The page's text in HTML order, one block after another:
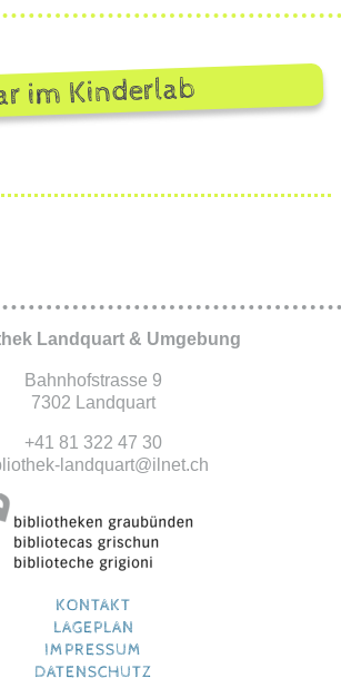
im Kinderlab
Landquart & Umgebung
Bahnhofstrasse 9
7302 Landquart
+41 81 322 47 30
landquart@ilnet.ch
KONTAKT
LAGEPLAN
IMPRESSUM
DATENSCHUTZ
Wo & wer
Danke
Altersfragen